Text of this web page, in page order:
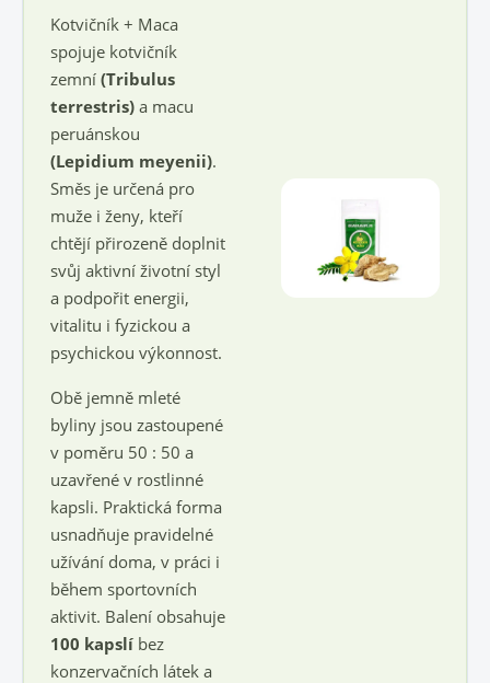
Kotvičník + Maca
spojuje kotvičník
zemní (Tribulus
terrestris) a macu
peruánskou
(Lepidium meyenii).
Směs je určená pro
muže i ženy, kteří
chtějí přirozeně doplnit
svůj aktivní životní styl
a podpořit energii,
vitalitu i fyzickou a
psychickou výkonnost.
Obě jemně mleté
byliny jsou zastoupené
v poměru 50 : 50 a
uzavřené v rostlinné
kapsli. Praktická forma
usnadňuje pravidelné
užívání doma, v práci i
během sportovních
aktivit. Balení obsahuje
100 kapslí bez
konzervačních látek a